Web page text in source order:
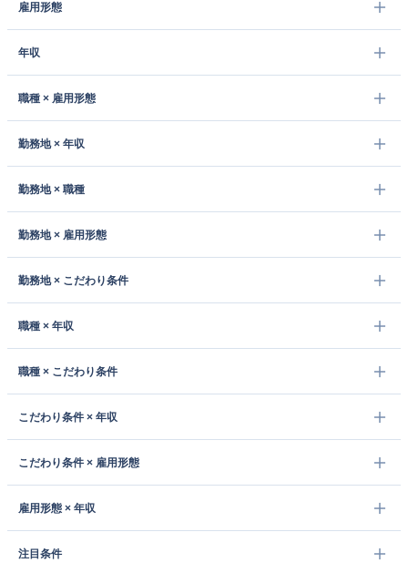
雇用形態
年収
職種 × 雇用形態
勤務地 × 年収
勤務地 × 職種
勤務地 × 雇用形態
勤務地 × こだわり条件
職種 × 年収
職種 × こだわり条件
こだわり条件 × 年収
こだわり条件 × 雇用形態
雇用形態 × 年収
注目条件